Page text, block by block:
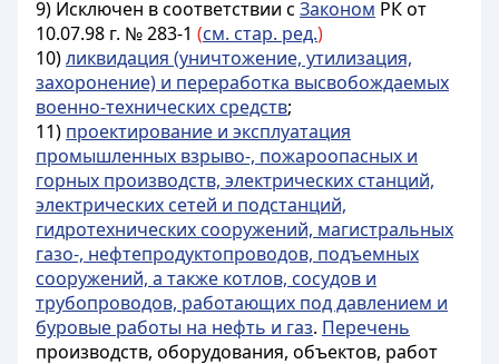
9) Исключен в соответствии с Законом РК от
10.07.98 г. № 283-1 (см. стар. ред.)
10)ликвидация (уничтожение, утилизация,
захоронение) и переработка высвобождаемых
военно-технических средств;
11) проектирование и эксплуатация
промышленных взрыво-, пожароопасных и
горных производств, электрических станций,
электрических сетей и подстанций,
гидротехнических сооружений, магистральных
газо-, нефтепродуктопроводов, подъемных
сооружений, а также котлов, сосудов и
трубопроводов, работающих под давлением и
буровые работы на нефть и газ. Перечень
производств, оборудования, объектов, работ